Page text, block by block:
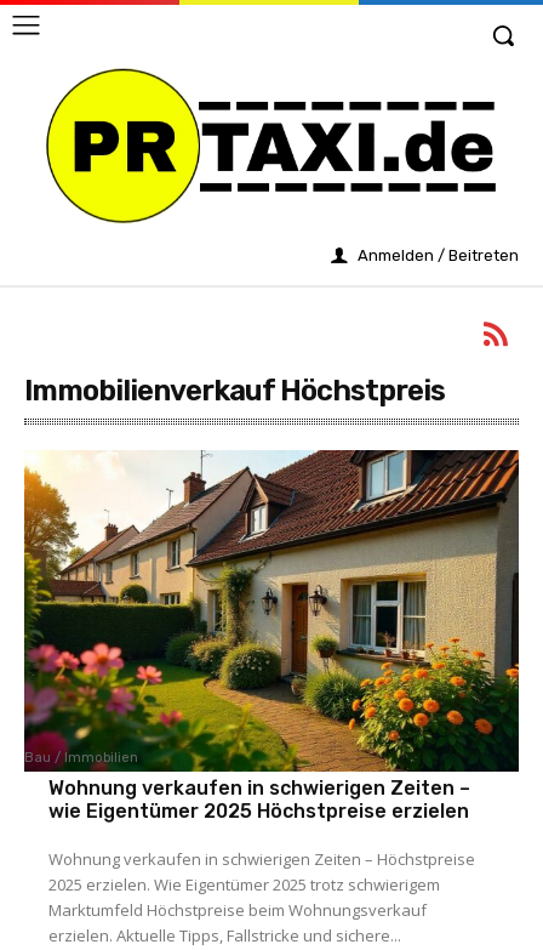
Anmelden / Beitreten
Immobilienverkauf Höchstpreis
Bau / Immobilien
Wohnung verkaufen in schwierigen Zeiten –
wie Eigentümer 2025 Höchstpreise erzielen
Wohnung verkaufen in schwierigen Zeiten – Höchstpreise
2025 erzielen. Wie Eigentümer 2025 trotz schwierigem
Marktumfeld Höchstpreise beim Wohnungsverkauf
erzielen. Aktuelle Tipps, Fallstricke und sichere...